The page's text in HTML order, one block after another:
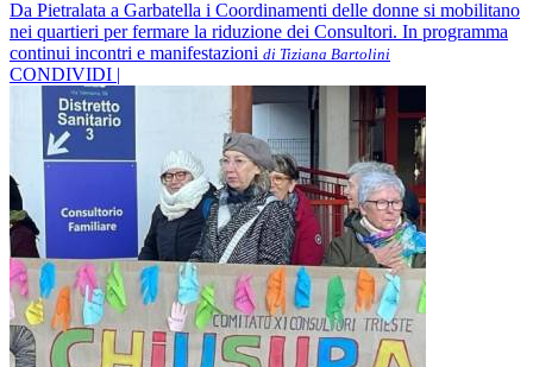
Da Pietralata a Garbatella i Coordinamenti delle donne si mobilitano
nei quartieri per fermare la riduzione dei Consultori. In programma
continui incontri e manifestazioni di Tiziana Bartolini
CONDIVIDI |